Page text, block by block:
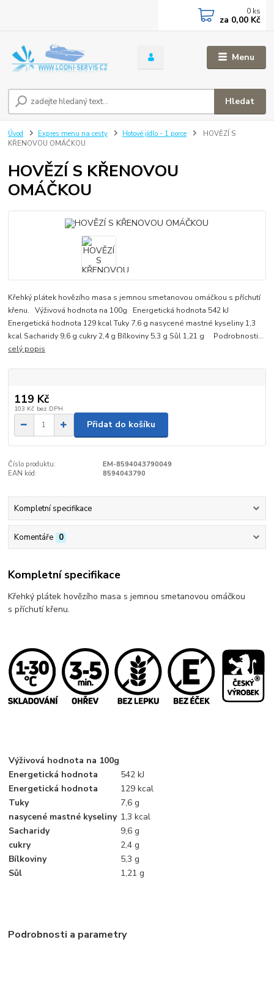
Menu
Hledat
0 ks
za 0,00 Kč
Úvod Expres menu na cesty Hotové jídlo - 1 porce
HOVĚZÍ S
KŘENOVOU OMÁČKOU
HOVĚZÍ S KŘENOVOU
OMÁČKOU
Křehký plátek hovězího masa s jemnou smetanovou omáčkou s příchutí
křenu. Výživová hodnota na 100g Energetická hodnota 542 kJ
Energetická hodnota 129 kcal Tuky 7,6 g nasycené mastné kyseliny 1,3
kcal Sacharidy 9,6 g cukry 2,4 g Bílkoviny 5,3 g Sůl 1,21 g Podrobnosti...
celý popis
119 Kč
103 Kč bez DPH
Přidat do košíku
Číslo produktu:
EM-8594043790049
EAN kód:
8594043790
Kompletní specifikace
Komentáře 0
Kompletní specifikace
Křehký plátek hovězího masa s jemnou smetanovou omáčkou
s příchutí křenu.
Výživová hodnota na 100g
Energetická hodnota
542 kJ
Energetická hodnota
129 kcal
Tuky
7,6 g
nasycené mastné kyseliny 1,3 kcal
Sacharidy
9,6 g
cukry
2,4 g
Bílkoviny
5,3 g
Sůl
1,21 g
Podrobnosti a parametry